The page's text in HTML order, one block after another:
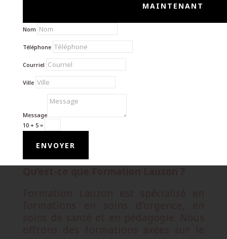
MAINTENANT
Nom
Téléphone
Courriel
Ville
Message
10 + 5=
ENVOYER